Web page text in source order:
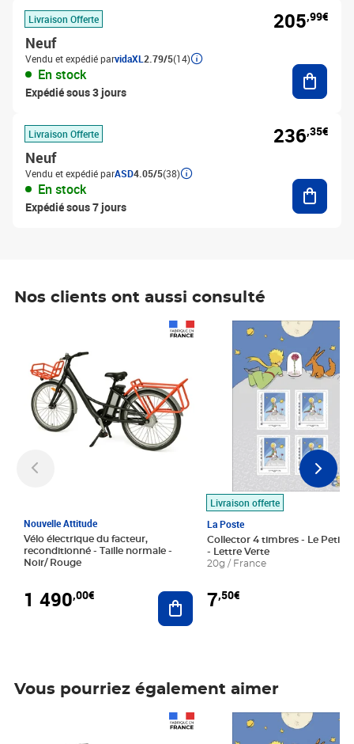
Livraison Offerte
Neuf
Vendu et expédié parvidaXL 2.79/5(14)
En stock
Expédié sous 3 jours
205,99€
Livraison Offerte
Neuf
Vendu et expédié parASD4.05/5(38)
En stock
Expédié sous 7 jours
236,35€
Nos clients ont aussi consulté
Nouvelle Attitude
Vélo électrique du facteur,
reconditionné - Taille normale -
Noir/ Rouge
1 490,00€ Ajouter au panier
Livraison offerte
La Poste
Collector 4 timbres - Le Petit
- Lettre Verte
20g / France
7,50€
Prix 7,50€
Vous pourriez également aimer
Prix 7,50€